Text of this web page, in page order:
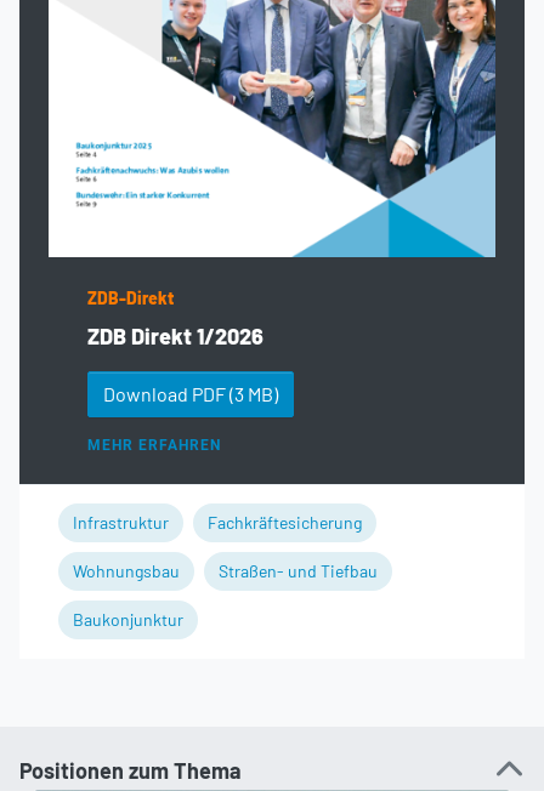
ZDB-Direkt
ZDB Direkt 1/2026
Download PDF(3 MB)
MEHR ERFAHREN
Infrastruktur Fachkräftesicherung
Wohnungsbau Straßen- und Tiefbau
Baukonjunktur
Positionen zum Thema